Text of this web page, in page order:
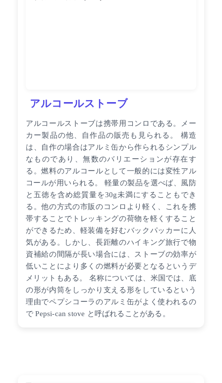
アルコールストーブ
アルコールストーブは携帯用コンロである。メー
カー製品の他、自作品の販売も見られる。 構造
は、自作の場合はアルミ缶から作られるシンプル
なものであり、無数のバリエーションが存在す
る。燃料のアルコールとして一般的には変性アル
コールが用いられる。 軽量の製品を選べば、風防
と五徳を含め総質量を30g未満にすることもでき
る。他の方式の市販のコンロより軽く、これを携
帯することでトレッキングの荷物を軽くすること
ができるため、軽装備を好むバックパッカーに人
気がある。しかし、長距離のハイキング旅行で物
資補給の間隔が長い場合には、ストーブの効率が
低いことにより多くの燃料が必要となるというデ
メリットもある。 名称については、米国では、底
の形が内筒をしっかり支える形をしているという
理由でペプシコーラのアルミ缶がよく使われるの
で Pepsi-can stove と呼ばれることがある。